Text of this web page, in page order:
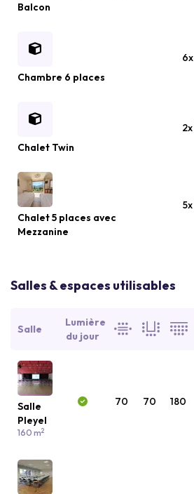
Balcon
Chambre 6 places
6x
Chalet Twin
2x
Chalet 5 places avec
Mezzanine
5x
Salles & espaces utilisables
Salle
Lumière
du jour
Salle
Pleyel
160 m2
70 70 180